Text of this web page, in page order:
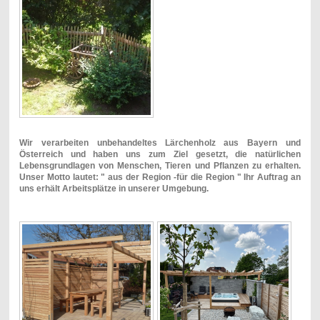
Wir verarbeiten unbehandeltes Lärchenholz aus Bayern und
Österreich und haben uns zum Ziel gesetzt, die natürlichen
Lebensgrundlagen von Menschen, Tieren und Pflanzen zu erhalten.
Unser Motto lautet: " aus der Region -für die Region " Ihr Auftrag an
uns erhält Arbeitsplätze in unserer Umgebung.